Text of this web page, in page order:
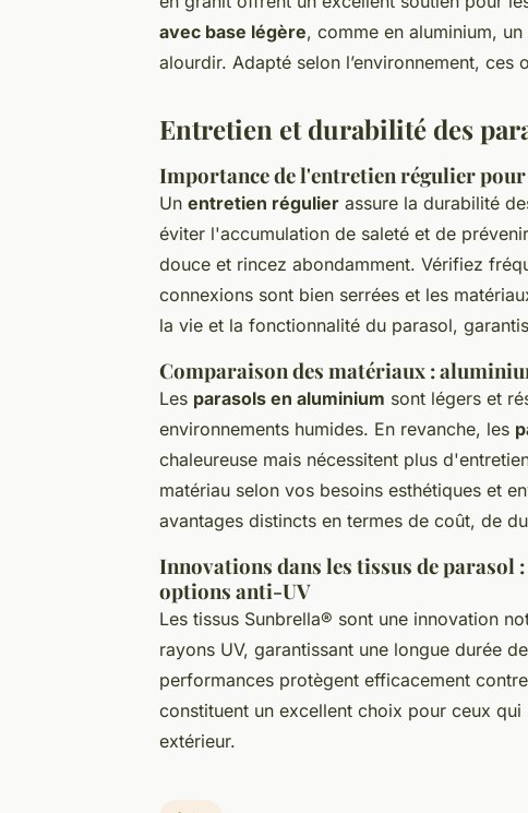
avec base légère, comme en aluminium,
alourdir. Adapté selon l’environnement,
Entretien et durabilité des
Importance de l'entretien régulier
Un entretien régulier assure la durabilité
éviter l'accumulation de saleté et de
douce et rincez abondamment. Vérifiez
connexions sont bien serrées et les
la vie et la fonctionnalité du parasol,
Comparaison des matériaux :
Les parasols en aluminium sont légers et
environnements humides. En revanche, les
chaleureuse mais nécessitent plus
matériau selon vos besoins esthétiques et
avantages distincts en termes de coût, de
Innovations dans les tissus de parasol
options anti-UV
Les tissus Sunbrella® sont une innovation
rayons UV, garantissant une longue durée
performances protègent efficacement
constituent un excellent choix pour ceux
extérieur.